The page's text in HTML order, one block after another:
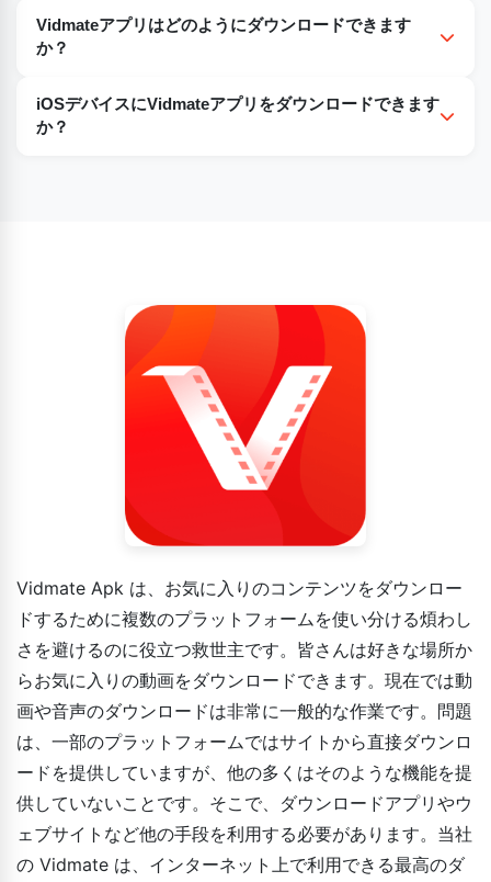
はい、Vidmateの一部のバージョンには、デバイスに害を及
ぼす可能性のあるウイルスが含まれている場合があります。
Vidmateアプリはどのようにダウンロードできます
か？
Vidmateアプリは、Vidmate公式サイトからダウンロードで
きます。
iOSデバイスにVidmateアプリをダウンロードできます
か？
Vidmate Apk は、お気に入りのコンテンツをダウンロー
ドするために複数のプラットフォームを使い分ける煩わし
さを避けるのに役立つ救世主です。皆さんは好きな場所か
らお気に入りの動画をダウンロードできます。現在では動
画や音声のダウンロードは非常に一般的な作業です。問題
は、一部のプラットフォームではサイトから直接ダウンロ
ードを提供していますが、他の多くはそのような機能を提
供していないことです。そこで、ダウンロードアプリやウ
ェブサイトなど他の手段を利用する必要があります。当社
の Vidmate は、インターネット上で利用できる最高のダ